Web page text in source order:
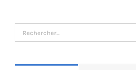
Search
for: